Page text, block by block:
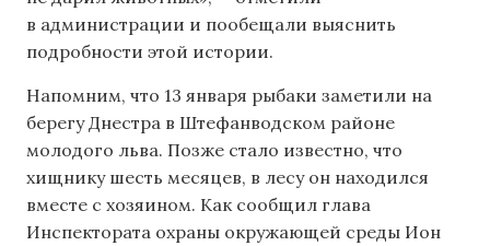
в администрации и пообещали выяснить
подробности этой истории.
Напомним, что 13 января рыбаки заметили на
берегу Днестра в Штефанводском районе
молодого льва. Позже стало известно, что
хищнику шесть месяцев, в лесу он находился
вместе с хозяином. Как сообщил глава
Инспектората охраны окружающей среды Ион